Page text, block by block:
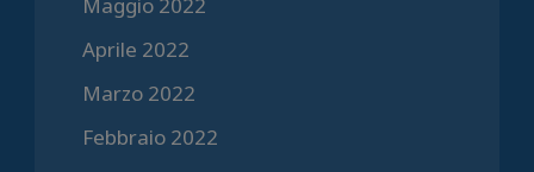
Aprile 2022
Marzo 2022
Febbraio 2022